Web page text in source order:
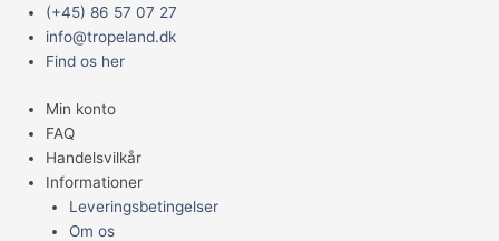
indholdet
(+45) 86 57 07 27
info@tropeland.dk
Find os her
Min konto
FAQ
Handelsvilkår
Informationer
Leveringsbetingelser
Om os
Main
Menu